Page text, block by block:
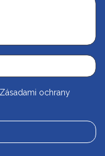
Zásadami ochrany